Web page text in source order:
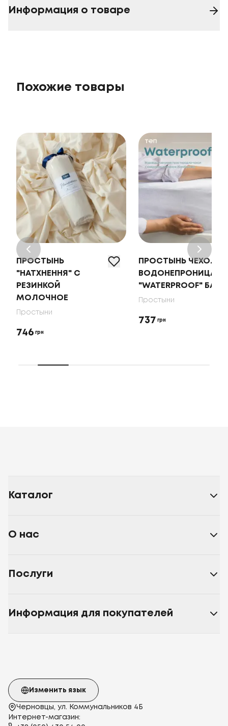
Информация о товаре
Похожие товары
ПРОСТЫНЬ
"НАТХНЕННЯ" С
РЕЗИНКОЙ
МОЛОЧНОЕ
Простыни
746 грн
ПРОСТЫНЬ ЧЕХОЛ
"WATERPROOF"
Простыни
737 грн
Каталог
О нас
Послуги
Информация для покупателей
Черновцы, ул. Коммунальников 4Б
Интернет-магазин:
Изменить язык